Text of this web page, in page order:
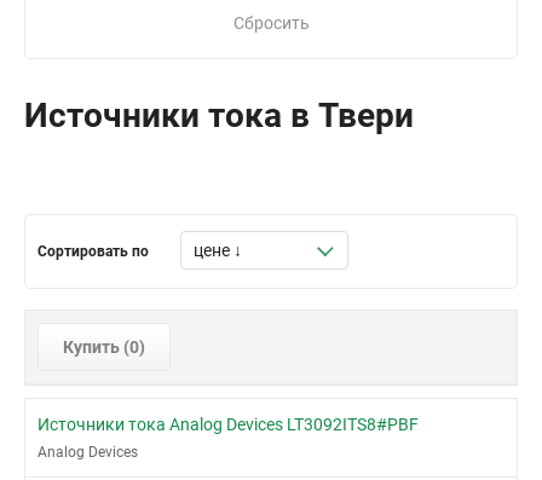
Сбросить
Источники тока в Твери
Сортировать по
Купить (0)
Источники тока Analog Devices LT3092ITS8#PBF
Analog Devices